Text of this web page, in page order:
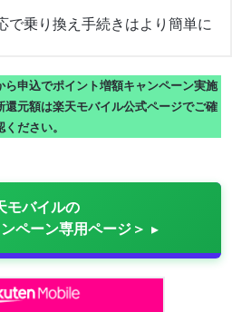
で乗り換え手続きはより簡単に
申込でポイント増額キャンペーン実施
元額は楽天モバイル公式ページでご確
ください。
モバイルの
ペーン専用ページ＞